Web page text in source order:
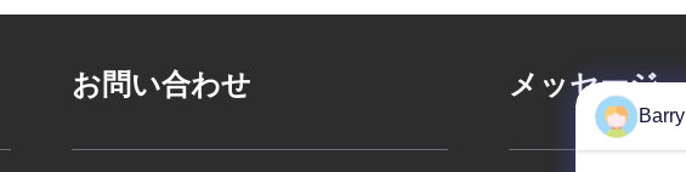
お問い合わせ メッセージ
Barry